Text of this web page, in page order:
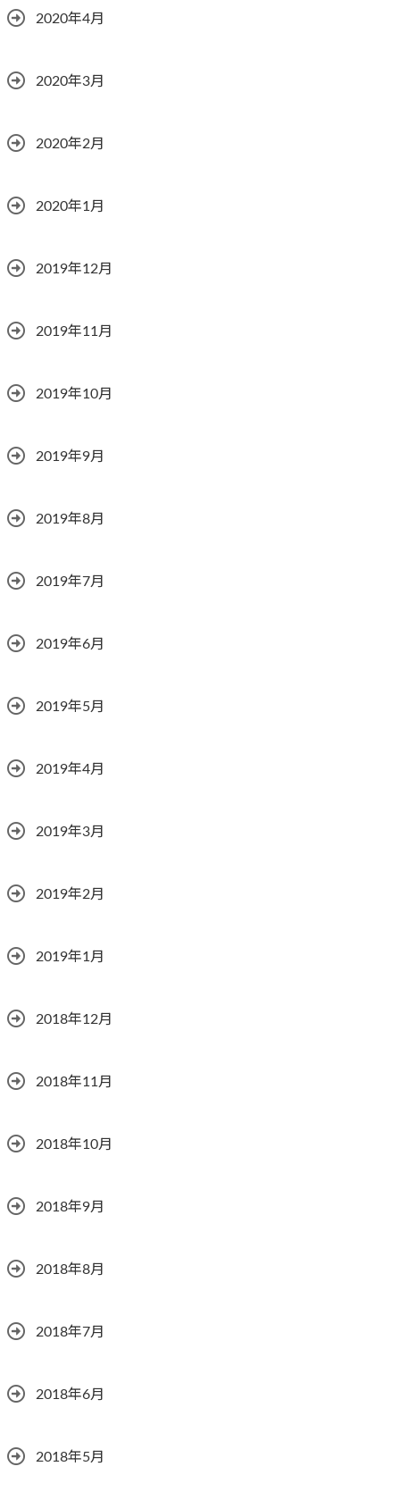
2020年4月
2020年3月
2020年2月
2020年1月
2019年12月
2019年11月
2019年10月
2019年9月
2019年8月
2019年7月
2019年6月
2019年5月
2019年4月
2019年3月
2019年2月
2019年1月
2018年12月
2018年11月
2018年10月
2018年9月
2018年8月
2018年7月
2018年6月
2018年5月